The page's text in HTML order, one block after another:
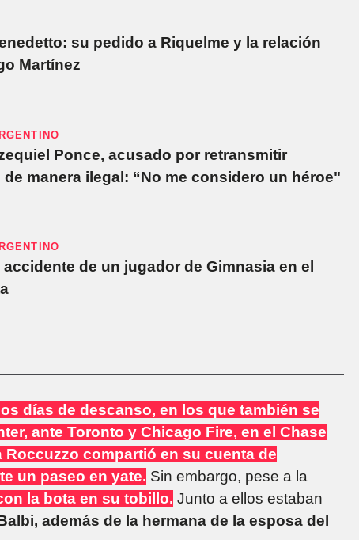
su pedido a Riquelme y la relación
Martínez
Ponce, acusado por retransmitir
manera ilegal: “No me considero un héroe"
accidente de un jugador de Gimnasia en el
días de descanso, en los que también se
ante Toronto y Chicago Fire, en el Chase
Roccuzzo compartió en su cuenta de
un paseo en yate. Sin embargo, pese a la
la bota en su tobillo. Junto a ellos estaban
además de la hermana de la esposa del